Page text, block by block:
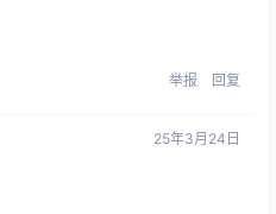
举报 回复
25年3月24日